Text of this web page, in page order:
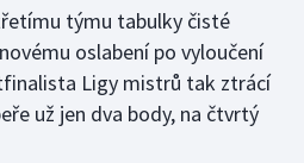
týmu tabulky čisté
oslabení po vyloučení
Ligy mistrů tak ztrácí
už jen dva body, na čtvrtý